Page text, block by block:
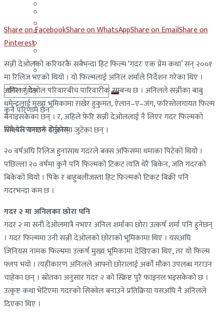
युएई
साउदी अरब
कुनै परिणाम छैन
सबै परिणामहरू हेर्नुहोस्
मलेसिया
लेबनान
साउदी अरब
Share on FacebookShare on WhatsAppShare on EmailShare on
Pinterest
सन्नी देओलको करियरकै सबैभन्दा हिट फिल्म ‘गदरः एक प्रेम कथा’ सन् २००१
मा रिलिज भएको थियो । यो फिल्मलाई अनिल शर्माले निर्देशन गरेका थिए ।
अनिल र देओल परिवारबीच पारिवारीक सम्बन्ध छ । अनिलले सन्नीका बाबु
धमेन्द्रलाई मुख्य भूमिकामा राखेर हुकुमत, ऐलान–ए–जंग, फरिस्तेलगायत फिल्म
बनाइसकेका छन् । र, अहिले फेरि सन्नी देओललाई नै लिएर गदर फिल्मको
सिक्वेल बनाउने योजनामा जुटेका छन् ।
२० वर्षअघि रिलिज हुनासाथ गदरले बक्स अफिसमा धमाका पिटेको थियो ।
पछिल्ला २० वर्षमा कुनै पनि फिल्मको टिकट त्यति धेरै बिकेन, जति गदरको
बिकेको थियो । पिके र बाहुबलीजस्ता हिट फिल्मको टिकट बिक्री पनि
गदरभन्दा कम छ ।
गदर २ मा अनिलका छोरा पनि
गदर २ मा सनी देओलमात्रै नभएर अनिल शर्माका छोरा उत्कर्ष शर्मा पनि हुनेछन्
। गदर फिल्ममा उनी सन्नी देओलको छोराको भूमिकामा थिए । यसअघि
जिनियस नामक फिल्ममा उत्कर्ष मुख्य भूमिकामा देखिएका थिए, तर यो फिल्म
फ्लप भयो । त्यहीकारण अनिलले आफ्नो छोरालाई अर्को मौका उपलब्ध गराउन
चाहेका छन् । स्रोतका अनुसार गदर २ को स्क्रिप्ट पुरै फाइनल भइसकेको छ ।
उत्कृष्ट कथा भेटिएमा गदरको सिक्वेल बनाउने प्रतिक्रिया यसअघि नै अनिलले
दिएका थिए ।